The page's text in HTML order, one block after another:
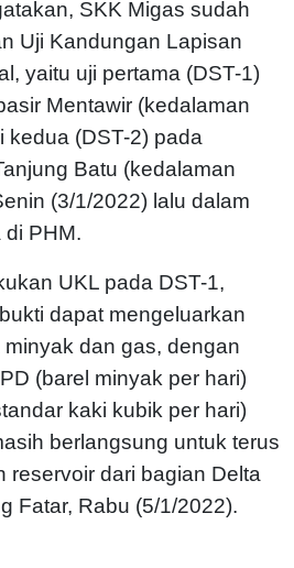
SKK Migas sudah
Uji Kandungan Lapisan
yaitu uji pertama (DST-1)
Mentawir (kedalaman
kedua (DST-2) pada
Batu (kedalaman
(3/1/2022) lalu dalam
PHM.
UKL pada DST-1,
dapat mengeluarkan
dan gas, dengan
(barel minyak per hari)
kaki kubik per hari)
berlangsung untuk terus
reservoir dari bagian Delta
Fatar, Rabu (5/1/2022).